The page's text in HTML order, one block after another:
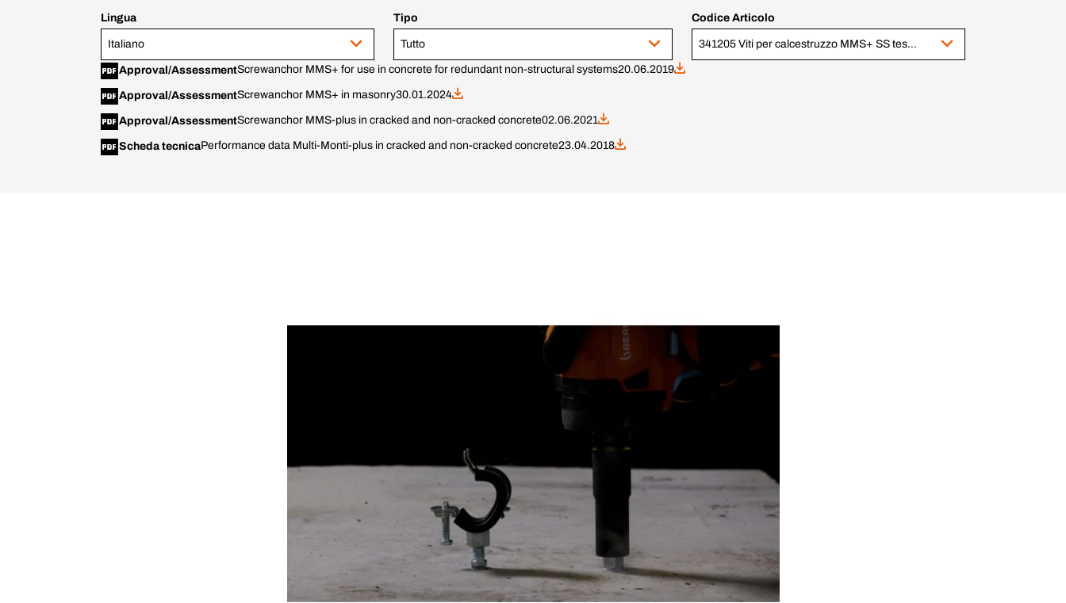
Lingua
Italiano
Tipo
Tutto
Codice Articolo
341205 Viti per calcestruzzo MMS+ SS testa esagonale con finta rondella ZI
Approval/AssessmentScrewanchor MMS+ for use in concrete for redundant non-structural systems20.06.2019
Approval/AssessmentScrewanchor MMS+ in masonry30.01.2024
Approval/AssessmentScrewanchor MMS-plus in cracked and non-cracked concrete02.06.2021
Scheda tecnicaPerformance data Multi-Monti-plus in cracked and non-cracked concrete23.04.2018